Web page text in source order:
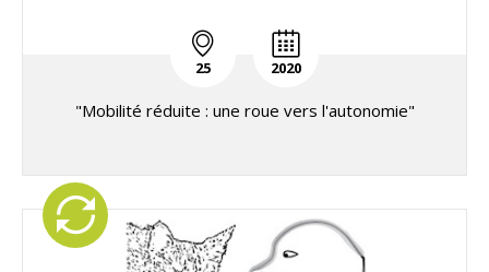
25 2020
"Mobilité réduite : une roue vers l'autonomie"